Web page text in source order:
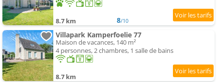
8.7 km 8/10
Villapark Kamperfoelie 77
Maison de vacances, 140 m²
4 personnes, 2 chambres, 1 salle de bains
8.7 km